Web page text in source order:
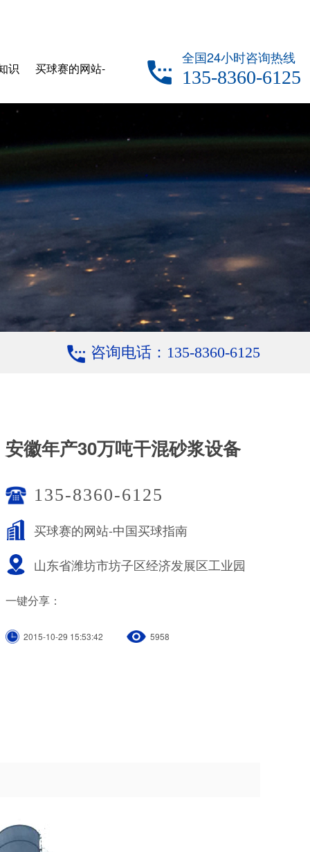
识 买球赛的网站-
全国24小时咨询热线
135-8360-6125
咨询电话：135-8360-6125
安徽年产30万吨干混砂浆设备
135-8360-6125
买球赛的网站-中国买球指南
山东省潍坊市坊子区经济发展区工业园
一键分享：
2015-10-29 15:53:42 5958